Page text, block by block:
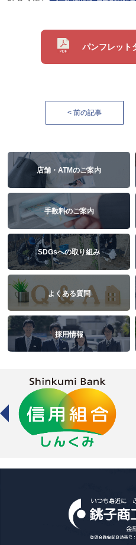
パンフレット
< 前の記事
店舗・ATMのご案内
手数料のご案内
SDGsへの取り組み
よくある質問
採用情報